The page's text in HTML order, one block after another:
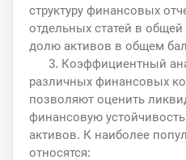
структуру финансовых
отдельных статей в
долю активов в общем
3. Коэффициентный
различных финансовых
позволяют оценить
финансовую
активов. К наиболее
относятся: